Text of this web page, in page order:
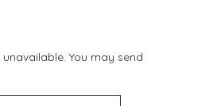
You may send